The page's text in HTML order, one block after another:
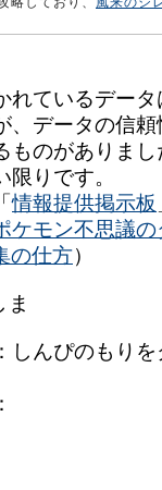
れているデー
、データの信
ものがありま
限りです。
情報提供掲示板
ケモン不思議
の仕方）
ま
しんぴのもり